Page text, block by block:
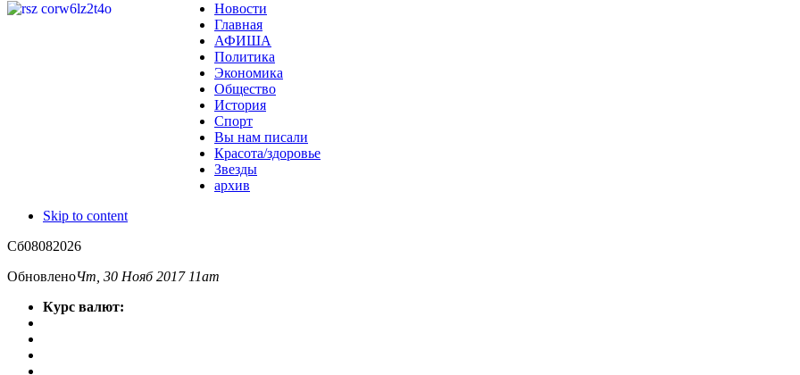
Новости
Главная
АФИША
Политика
Экономика
Общество
История
Спорт
Вы нам писали
Красота/здоровье
Звезды
архив
Skip to content
Сб08082026
ОбновленоЧт, 30 Нояб 2017 11am
Курс валют: